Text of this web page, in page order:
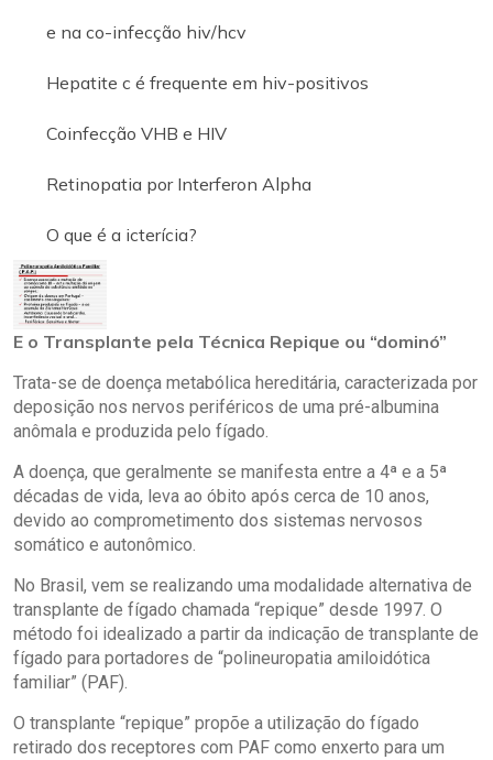
e na co-infecção hiv/hcv
Hepatite c é frequente em hiv-positivos
Coinfecção VHB e HIV
Retinopatia por Interferon Alpha
O que é a icterícia?
E o Transplante pela Técnica Repique ou “dominó”
Trata-se de doença metabólica hereditária, caracterizada por
deposição nos nervos periféricos de uma pré-albumina
anômala e produzida pelo fígado.
A doença, que geralmente se manifesta entre a 4ª e a 5ª
décadas de vida, leva ao óbito após cerca de 10 anos,
devido ao comprometimento dos sistemas nervosos
somático e autonômico.
No Brasil, vem se realizando uma modalidade alternativa de
transplante de fígado chamada “repique” desde 1997. O
método foi idealizado a partir da indicação de transplante de
fígado para portadores de “polineuropatia amiloidótica
familiar” (PAF).
O transplante “repique” propõe a utilização do fígado
retirado dos receptores com PAF como enxerto para um